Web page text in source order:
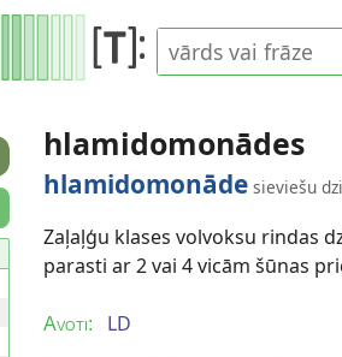
hlamidomonādes
hlamidomonāde sieviešu
Zaļaļģu klases volvoksu rindas
parasti ar 2 vai 4 vicām šūnas
Avoti: LD